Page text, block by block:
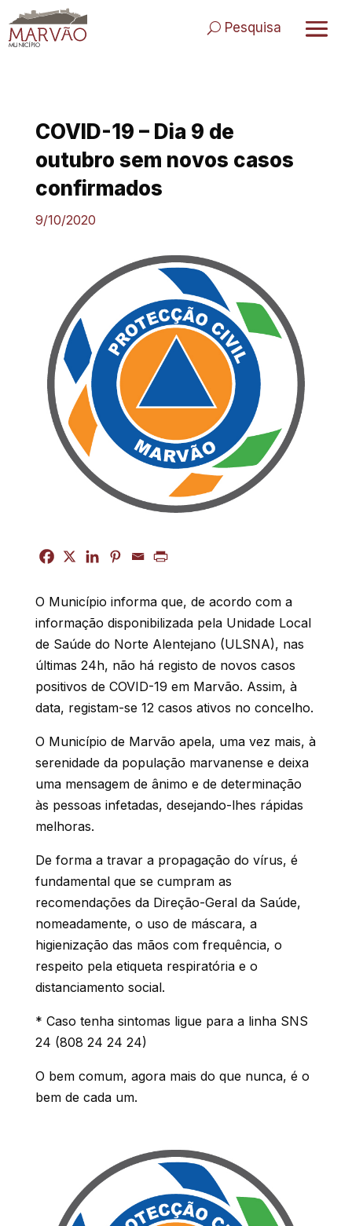
to
content
Pesquisa
COVID-19 – Dia 9 de
outubro sem novos casos
confirmados
9/10/2020
O Município informa que, de acordo com a
informação disponibilizada pela Unidade Local
de Saúde do Norte Alentejano (ULSNA), nas
últimas 24h, não há registo de novos casos
positivos de COVID-19 em Marvão. Assim, à
data, registam-se 12 casos ativos no concelho.
O Município de Marvão apela, uma vez mais, à
serenidade da população marvanense e deixa
uma mensagem de ânimo e de determinação
às pessoas infetadas, desejando-lhes rápidas
melhoras.
De forma a travar a propagação do vírus, é
fundamental que se cumpram as
recomendações da Direção-Geral da Saúde,
nomeadamente, o uso de máscara, a
higienização das mãos com frequência, o
respeito pela etiqueta respiratória e o
distanciamento social.
* Caso tenha sintomas ligue para a linha SNS
24 (808 24 24 24)
O bem comum, agora mais do que nunca, é o
bem de cada um.